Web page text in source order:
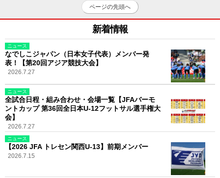
ページの先頭へ
新着情報
ニュース
なでしこジャパン（日本女子代表）メンバー発
表！【第20回アジア競技大会】
2026.7.27
ニュース
全試合日程・組み合わせ・会場一覧【JFAバーモ
ントカップ 第36回全日本U-12フットサル選手権大
会】
2026.7.27
ニュース
【2026 JFA トレセン関西U-13】前期メンバー
2026.7.15